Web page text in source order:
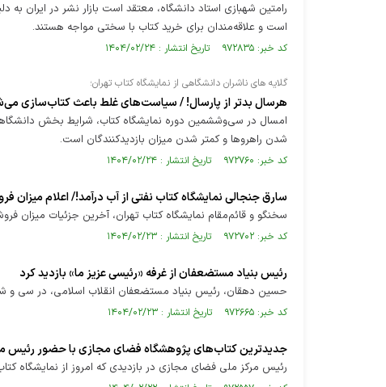
رامتین شهبازی استاد دانشگاه، معتقد است بازار نشر در ایران
است و علاقه‌مندان برای خرید کتاب با سختی مواجه هستند.
کد خبر: ۹۷۲۸۳۵ تاریخ انتشار : ۱۴۰۴/۰۲/۲۴
گلایه های ناشران دانشگاهی از نمایشگاه کتاب تهران؛
هرسال بدتر از پارسال! / سیاست‌های غلط باعث کتاب‌سازی
امسال در سی‌وششمین دوره نمایشگاه کتاب، شرایط بخش
شدن راهرو‌ها و کمتر شدن میزان بازدیدکنندگان است.
کد خبر: ۹۷۲۷۶۰ تاریخ انتشار : ۱۴۰۴/۰۲/۲۴
سارق جنجالی نمایشگاه کتاب نفتی از آب درآمد!/ اعلام
سخنگو و قائم‌مقام نمایشگاه کتاب تهران، آخرین جزئیات میزان
کد خبر: ۹۷۲۷۰۲ تاریخ انتشار : ۱۴۰۴/۰۲/۲۳
رئیس بنیاد مستضعفان از غرفه «رئیسی عزیز ما» بازدید کرد
حسین دهقان، رئیس بنیاد مستضعفان انقلاب اسلامی، در سی و
کد خبر: ۹۷۲۶۶۵ تاریخ انتشار : ۱۴۰۴/۰۲/۲۳
جدیدترین کتاب‌های پژوهشگاه فضای مجازی با حضور رئیس
رئیس مرکز ملی فضای مجازی در بازدیدی که امروز از نمایشگاه